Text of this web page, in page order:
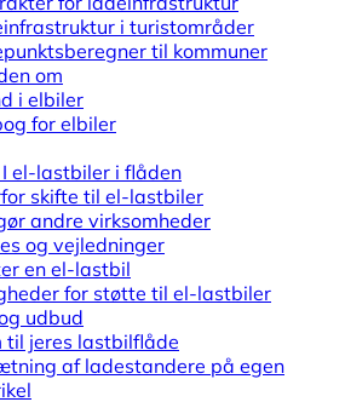
i turistområder
til kommuner
om
i elbiler
for elbiler
el-lastbiler i flåden
skifte til el-lastbiler
andre virksomheder
og vejledninger
en el-lastbil
for støtte til el-lastbiler
udbud
til jeres lastbilflåde
af ladestandere på egen